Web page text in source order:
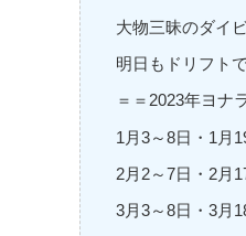
大物三昧のダイ
明日もドリフト
＝＝2023年ヨナ
1月3～8日・1月
2月2～7日・2月
3月3～8日・3月